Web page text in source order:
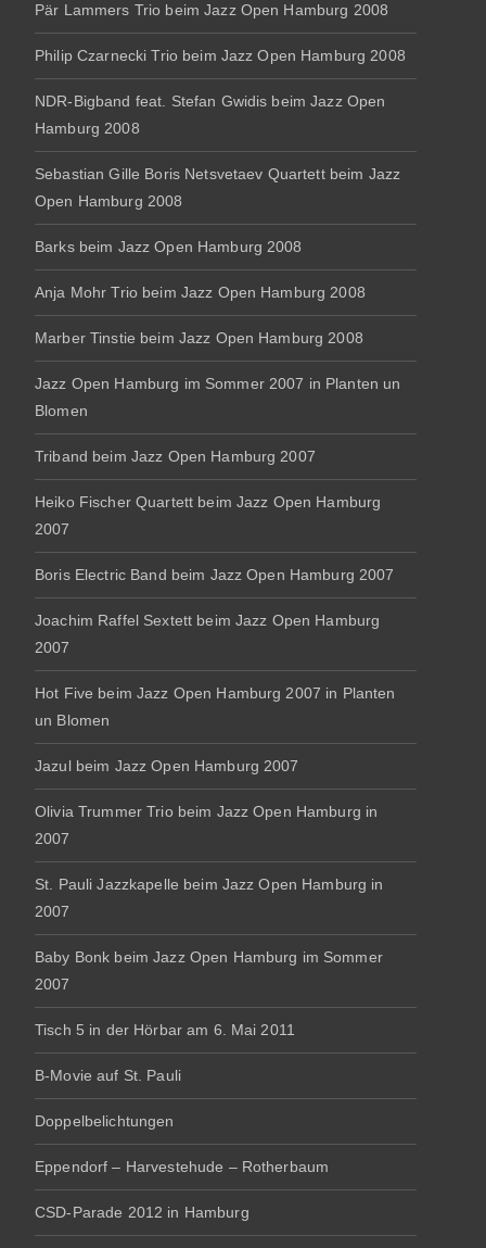
Pär Lammers Trio beim Jazz Open Hamburg 2008
Philip Czarnecki Trio beim Jazz Open Hamburg 2008
NDR-Bigband feat. Stefan Gwidis beim Jazz Open
Hamburg 2008
Sebastian Gille Boris Netsvetaev Quartett beim Jazz
Open Hamburg 2008
Barks beim Jazz Open Hamburg 2008
Anja Mohr Trio beim Jazz Open Hamburg 2008
Marber Tinstie beim Jazz Open Hamburg 2008
Jazz Open Hamburg im Sommer 2007 in Planten un
Blomen
Triband beim Jazz Open Hamburg 2007
Heiko Fischer Quartett beim Jazz Open Hamburg
2007
Boris Electric Band beim Jazz Open Hamburg 2007
Joachim Raffel Sextett beim Jazz Open Hamburg
2007
Hot Five beim Jazz Open Hamburg 2007 in Planten
un Blomen
Jazul beim Jazz Open Hamburg 2007
Olivia Trummer Trio beim Jazz Open Hamburg in
2007
St. Pauli Jazzkapelle beim Jazz Open Hamburg in
2007
Baby Bonk beim Jazz Open Hamburg im Sommer
2007
Tisch 5 in der Hörbar am 6. Mai 2011
B-Movie auf St. Pauli
Doppelbelichtungen
Eppendorf – Harvestehude – Rotherbaum
CSD-Parade 2012 in Hamburg